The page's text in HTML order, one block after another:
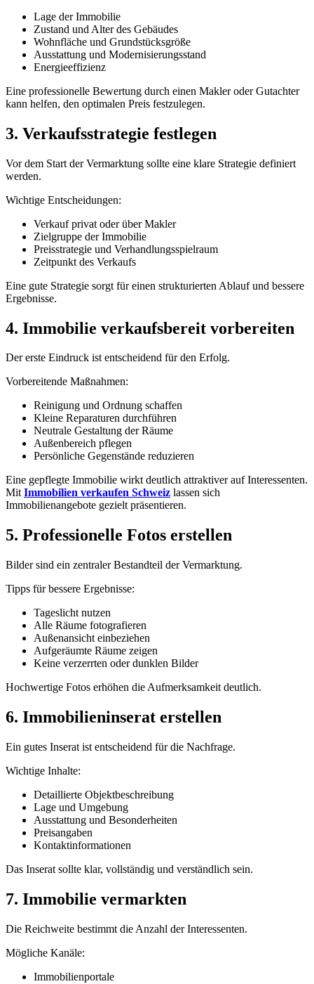
Lage der Immobilie
Zustand und Alter des Gebäudes
Wohnfläche und Grundstücksgröße
Ausstattung und Modernisierungsstand
Energieeffizienz
Eine professionelle Bewertung durch einen Makler oder Gutachter
kann helfen, den optimalen Preis festzulegen.
3. Verkaufsstrategie festlegen
Vor dem Start der Vermarktung sollte eine klare Strategie definiert
werden.
Wichtige Entscheidungen:
Verkauf privat oder über Makler
Zielgruppe der Immobilie
Preisstrategie und Verhandlungsspielraum
Zeitpunkt des Verkaufs
Eine gute Strategie sorgt für einen strukturierten Ablauf und bessere
Ergebnisse.
4. Immobilie verkaufsbereit vorbereiten
Der erste Eindruck ist entscheidend für den Erfolg.
Vorbereitende Maßnahmen:
Reinigung und Ordnung schaffen
Kleine Reparaturen durchführen
Neutrale Gestaltung der Räume
Außenbereich pflegen
Persönliche Gegenstände reduzieren
Eine gepflegte Immobilie wirkt deutlich attraktiver auf Interessenten.
MitImmobilien verkaufen Schweiz lassen sich
Immobilienangebote gezielt präsentieren.
5. Professionelle Fotos erstellen
Bilder sind ein zentraler Bestandteil der Vermarktung.
Tipps für bessere Ergebnisse:
Tageslicht nutzen
Alle Räume fotografieren
Außenansicht einbeziehen
Aufgeräumte Räume zeigen
Keine verzerrten oder dunklen Bilder
Hochwertige Fotos erhöhen die Aufmerksamkeit deutlich.
6. Immobilieninserat erstellen
Ein gutes Inserat ist entscheidend für die Nachfrage.
Wichtige Inhalte:
Detaillierte Objektbeschreibung
Lage und Umgebung
Ausstattung und Besonderheiten
Preisangaben
Kontaktinformationen
Das Inserat sollte klar, vollständig und verständlich sein.
7. Immobilie vermarkten
Die Reichweite bestimmt die Anzahl der Interessenten.
Mögliche Kanäle:
Immobilienportale